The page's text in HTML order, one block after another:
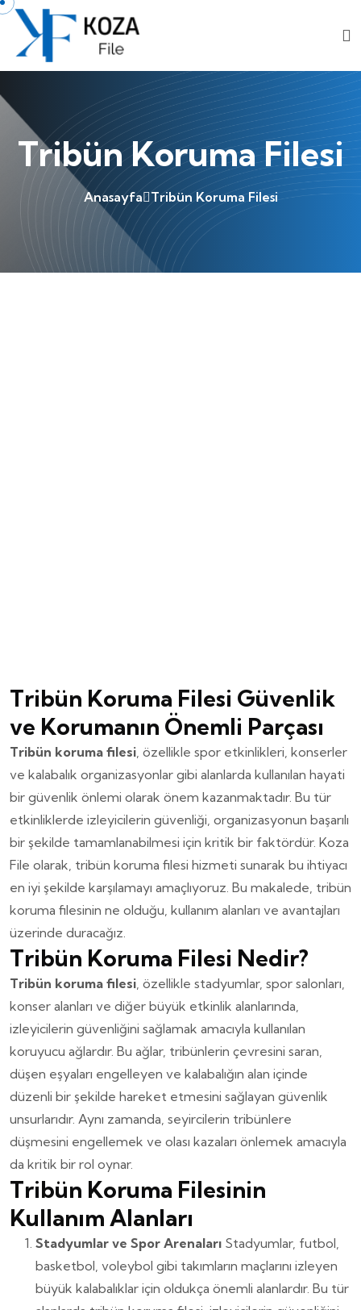
Tribün Koruma Filesi
Anasayfa Tribün Koruma Filesi
Tribün Koruma Filesi Güvenlik
ve Korumanın Önemli Parçası
Tribün koruma filesi, özellikle spor etkinlikleri, konserler
ve kalabalık organizasyonlar gibi alanlarda kullanılan hayati
bir güvenlik önlemi olarak önem kazanmaktadır. Bu tür
etkinliklerde izleyicilerin güvenliği, organizasyonun başarılı
bir şekilde tamamlanabilmesi için kritik bir faktördür. Koza
File olarak, tribün koruma filesi hizmeti sunarak bu ihtiyacı
en iyi şekilde karşılamayı amaçlıyoruz. Bu makalede, tribün
koruma filesinin ne olduğu, kullanım alanları ve avantajları
üzerinde duracağız.
Tribün Koruma Filesi Nedir?
Tribün koruma filesi, özellikle stadyumlar, spor salonları,
konser alanları ve diğer büyük etkinlik alanlarında,
izleyicilerin güvenliğini sağlamak amacıyla kullanılan
koruyucu ağlardır. Bu ağlar, tribünlerin çevresini saran,
düşen eşyaları engelleyen ve kalabalığın alan içinde
düzenli bir şekilde hareket etmesini sağlayan güvenlik
unsurlarıdır. Aynı zamanda, seyircilerin tribünlere
düşmesini engellemek ve olası kazaları önlemek amacıyla
da kritik bir rol oynar.
Tribün Koruma Filesinin
Kullanım Alanları
Stadyumlar ve Spor Arenaları Stadyumlar, futbol,
basketbol, voleybol gibi takımların maçlarını izleyen
büyük kalabalıklar için oldukça önemli alanlardır. Bu tür